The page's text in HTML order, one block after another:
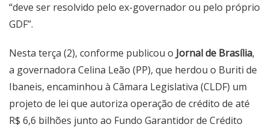
“deve ser resolvido pelo ex-governador ou pelo próprio
GDF”.
Nesta terça (2), conforme publicou o Jornal de Brasília,
a governadora Celina Leão (PP), que herdou o Buriti de
Ibaneis, encaminhou à Câmara Legislativa (CLDF) um
projeto de lei que autoriza operação de crédito de até
R$ 6,6 bilhões junto ao Fundo Garantidor de Crédito